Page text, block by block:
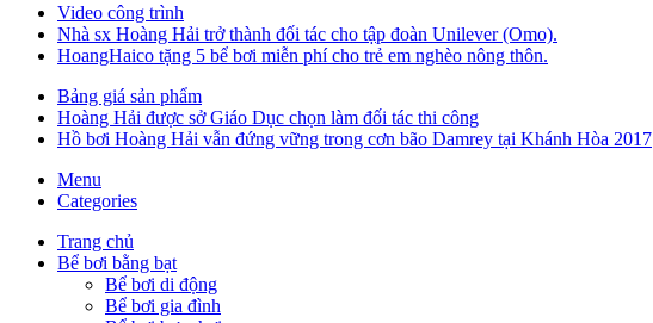
Video công trình
Nhà sx Hoàng Hải trở thành đối tác cho tập đoàn Unilever (Omo).
HoangHaico tặng 5 bể bơi miễn phí cho trẻ em nghèo nông thôn.
Bảng giá sản phẩm
Hoàng Hải được sở Giáo Dục chọn làm đối tác thi công
Hồ bơi Hoàng Hải vẫn đứng vững trong cơn bão Damrey tại Khánh Hòa 2017
Menu
Categories
Trang chủ
Bể bơi bằng bạt
Bể bơi di động
Bể bơi gia đình